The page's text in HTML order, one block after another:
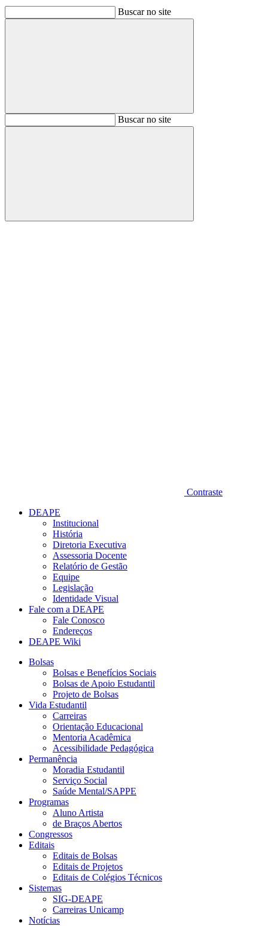
Buscar no site
BuscarBuscar no site
Buscar
Contraste
DEAPE
Institucional
História
Diretoria Executiva
Assessoria Docente
Relatório de Gestão
Equipe
Legislação
Identidade Visual
Fale com a DEAPE
Fale Conosco
Endereços
DEAPE Wiki
Bolsas
Bolsas e Benefícios Sociais
Bolsas de Apoio Estudantil
Projeto de Bolsas
Vida Estudantil
Carreiras
Orientação Educacional
Mentoria Acadêmica
Acessibilidade Pedagógica
Permanência
Moradia Estudantil
Serviço Social
Saúde Mental/SAPPE
Programas
Aluno Artista
de Braços Abertos
Congressos
Editais
Editais de Bolsas
Editais de Projetos
Editais de Colégios Técnicos
Sistemas
SIG-DEAPE
Carreiras Unicamp
Notícias